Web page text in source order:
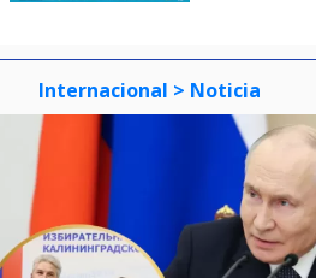
Internacional > Noticia